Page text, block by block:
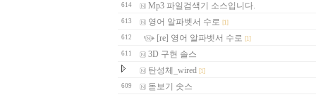
614 Mp3 파일검색기 소스입니다.
613 영어 알파벳서 수로 [1]
612 [re] 영어 알파벳서 수로 [1]
611
3D 구현 솔스
탄성체_wired [1]
609 돋보기 솟스